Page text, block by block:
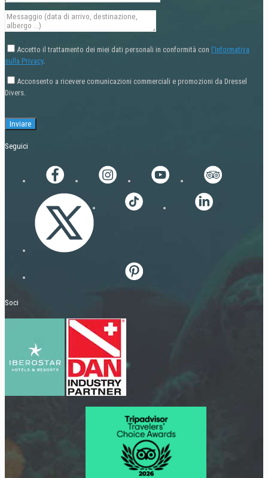
Accetto il trattamento dei miei dati personali in conformità con l'Informativa
sulla Privacy.
Acconsento a ricevere comunicazioni commerciali e promozioni da Dressel
Divers.
Seguici
Soci